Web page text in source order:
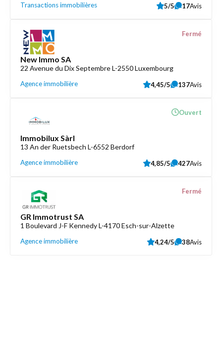
Transactions immobilières 5/5 17Avis
New Immo SA
22 Avenue du Dix Septembre L-2550 Luxembourg
Agence immobilière
Fermé
4,45/5 137Avis
Immobilux Sàrl
13 An der Ruetsbech L-6552 Berdorf
Agence immobilière
Ouvert
4,85/5 427Avis
GR Immotrust SA
1 Boulevard J-F Kennedy L-4170 Esch-sur-Alzette
Agence immobilière
Fermé
4,24/5 38Avis